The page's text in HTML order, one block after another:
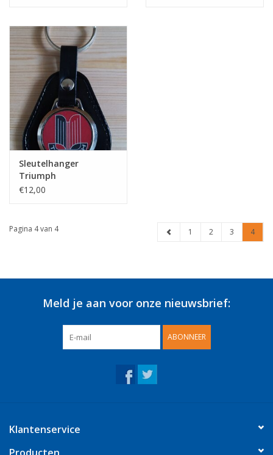
Sleutelhanger
Triumph
€12,00
Pagina 4 van 4 1 2 3 4
Meld je aan voor onze nieuwsbrief:
ABONNEER
Klantenservice